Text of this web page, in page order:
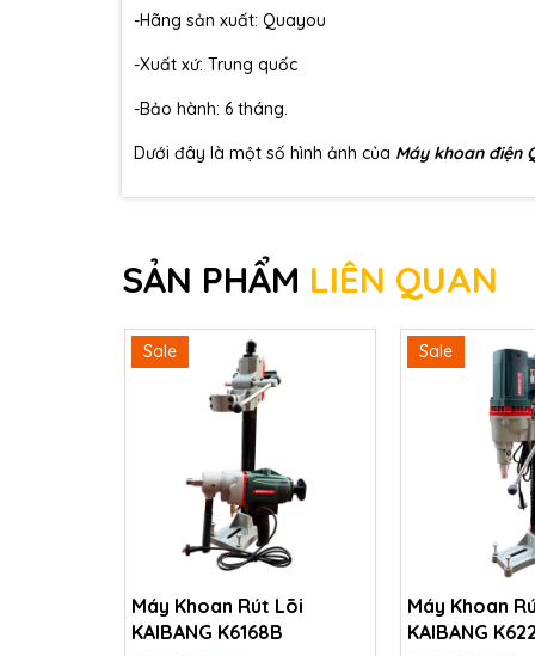
-Hãng sản xuất: Quayou
-Xuất xứ: Trung quốc
-Bảo hành: 6 tháng.
Dưới đây là một số hình ảnh của Máy khoan điện
SẢN PHẨM LIÊN QUAN
Sale
Máy Khoan Rút Lõi
KAIBANG K6168B
Sale
Máy Khoan
KAIBANG